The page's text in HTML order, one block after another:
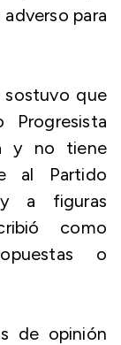
para
sostuvo que
y no tiene
al Partido
y a figuras
como
o
de opinión